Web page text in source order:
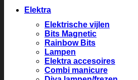
Elektra
Elektrische vijlen
Bits Magnetic
Rainbow Bits
Lampen
Elektra accesoires
Combi manicure